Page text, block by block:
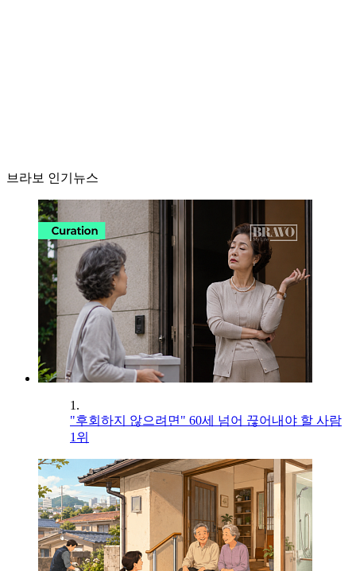
브라보 인기뉴스
1.
"후회하지 않으려면" 60세 넘어 끊어내야 할 사람
1위